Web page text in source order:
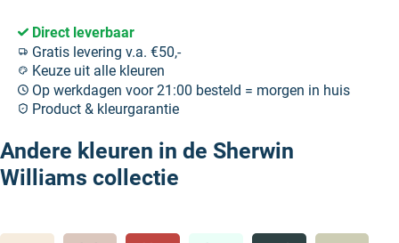
Direct leverbaar
Gratis levering v.a. €50,-
Keuze uit alle kleuren
Op werkdagen voor 21:00 besteld = morgen in huis
Product & kleurgarantie
Andere kleuren in de Sherwin
Williams collectie